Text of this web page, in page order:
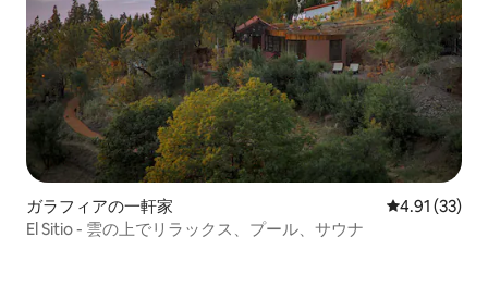
ガラフィアの一軒家 レビュー33
4.91 (33)
El Sitio - 雲の上でリラックス、プール、サウナ